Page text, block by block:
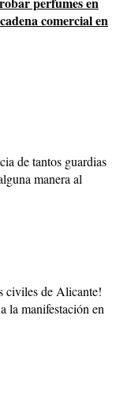
comercial en
de tantos guardias
manera al
civiles de Alicante!
la manifestación en